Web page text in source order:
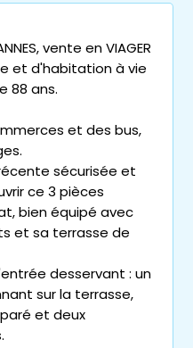
vente en VIAGER
et d'habitation à vie
88 ans.
et des bus,
sécurisée et
ce 3 pièces
bien équipé avec
et sa terrasse de
desservant : un
sur la terrasse,
et deux